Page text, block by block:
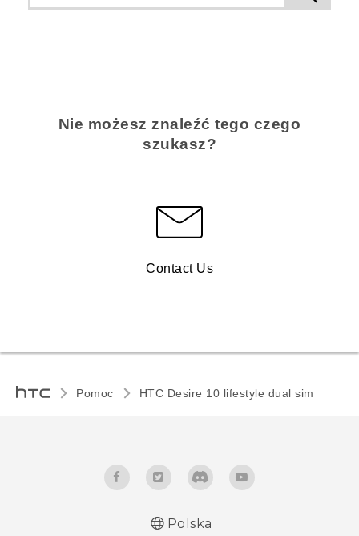
Nie możesz znaleźć tego czego
szukasz?
Contact Us
Pomoc HTC Desire 10 lifestyle dual sim‎
Polska